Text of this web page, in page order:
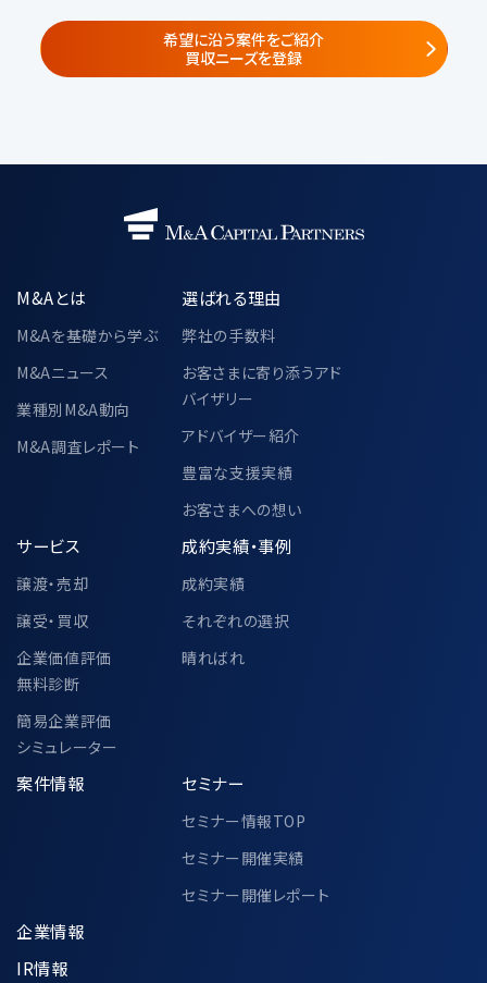
（https://www.mirai-fp.co.jp/）
②共同サービス提供者・共同セミナー企
氏名、電話番号、メールアドレス、所属企
共同利用の目的
・「3.個人情報の利用目的」に記載され
当該個人データの管理責任者
〒104-0028
東京都中央区八重洲二丁目2番1号 東
京ミッドタウン八重洲 八重洲セントラル
タワー 36階
M&Aキャピタルパートナーズ株式会社
代表取締役 中村 悟
6-2.個人情報の共同利用②
中小企業庁、一般社団法人M&A支援機関
協会、その他各公的機関での個人情報の共
同利用に関して、別途以下ページにて定め
https://www.ma-cp.com/privacy-
policy/joint-use/
希望に沿う案件をご紹介
買収ニーズを登録
M&Aとは
M&Aを基礎から学ぶ
M&Aニュース
業種別M&A動向
M&A調査レポート
選ばれる理由
弊社の手数料
お客さまに寄り添うアド
バイザリー
アドバイザー紹介
豊富な支援実績
お客さまへの想い
サービス
譲渡・売却
譲受・買収
企業価値評価
無料診断
簡易企業評価
シミュレーター
成約実績・事例
成約実績
それぞれの選択
晴ればれ
案件情報 セミナー
セミナー情報TOP
セミナー開催実績
セミナー開催レポート
企業情報
IR情報